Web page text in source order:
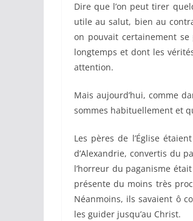
Dire que l’on peut tirer
utile au salut, bien au
on pouvait certainement se
longtemps et dont les
attention.
Mais aujourd’hui, comme
sommes habituellement et
Les pères de l’Église
d’Alexandrie, convertis du
l’horreur du paganisme
présente du moins très
Néanmoins, ils savaient ô
les guider jusqu’au Christ.